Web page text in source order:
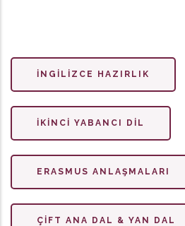
İNGILIZCE HAZIRLIK
İKINCI YABANCI DIL
ERASMUS ANLAŞMALARI
ÇIFT ANA DAL & YAN DAL